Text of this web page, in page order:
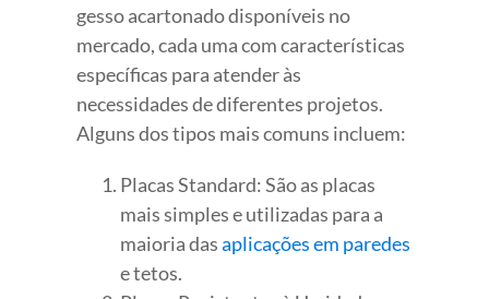
gesso acartonado disponíveis no
mercado, cada uma com características
específicas para atender às
necessidades de diferentes projetos.
Alguns dos tipos mais comuns incluem:
Placas Standard: São as placas
mais simples e utilizadas para a
maioria dasaplicações em paredes
e tetos.